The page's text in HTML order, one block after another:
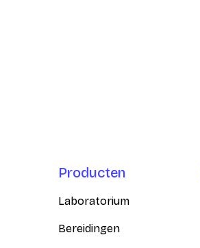
Producten
Laboratorium
Bereidingen